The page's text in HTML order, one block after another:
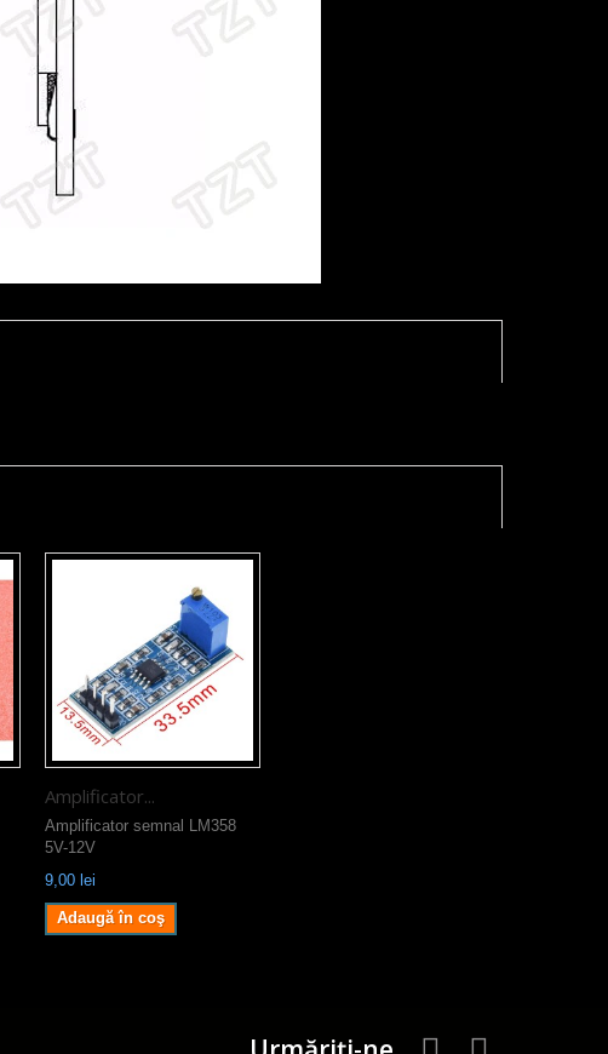
Amplificator...
Amplificator semnal LM358
5V-12V
9,00 lei
Adaugă în coş